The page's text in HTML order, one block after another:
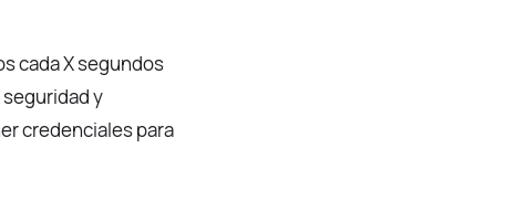
cada X segundos
y
credenciales para